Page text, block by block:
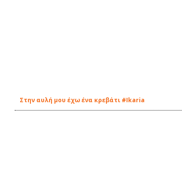
Στην αυλή μου έχω ένα κρεβάτι #Ikaria